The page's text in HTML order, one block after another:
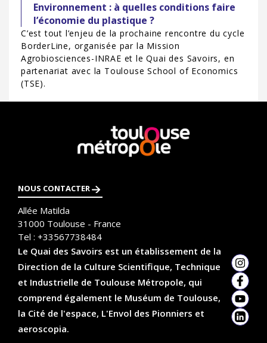
Environnement : à quelles conditions faire
l’économie du plastique ?
C’est tout l’enjeu de la prochaine rencontre du cycle
BorderLine, organisée par la Mission
Agrobiosciences-INRAE et le Quai des Savoirs, en
partenariat avec la Toulouse School of Economics
(TSE).
En
savoir
plus
NOUS CONTACTER
Allée Matilda
31000 Toulouse - France
Tel : +33567738484
Le Quai des Savoirs est un établissement de la
Direction de la Culture Scientifique, Technique
et Industrielle de Toulouse Métropole, qui
comprend également le Muséum de Toulouse,
la Cité de l'espace, L'Envol des Pionniers et
aeroscopia.